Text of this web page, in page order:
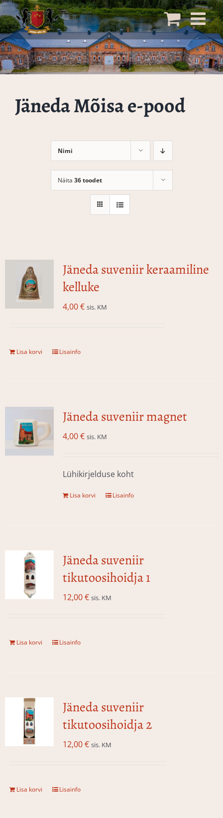
Skip
to
content
Jäneda Mõisa e-pood
Nimi
Näita 36 toodet
Jäneda suveniir keraamiline
kelluke
4,00€ sis. KM
Lisa korvi Lisainfo
Jäneda suveniir magnet
4,00€ sis. KM
Lühikirjelduse koht
Lisa korvi Lisainfo
Jäneda suveniir
tikutoosihoidja 1
12,00€ sis. KM
Lisa korvi Lisainfo
Jäneda suveniir
tikutoosihoidja 2
12,00€ sis. KM
Lisa korvi Lisainfo